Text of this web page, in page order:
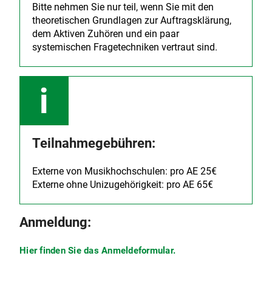
Bitte nehmen Sie nur teil, wenn Sie mit den
theoretischen Grundlagen zur Auftragsklärung,
dem Aktiven Zuhören und ein paar
systemischen Fragetechniken vertraut sind.
Teilnahmegebühren:
Externe von Musikhochschulen: pro AE 25€
Externe ohne Unizugehörigkeit: pro AE 65€
Anmeldung:
Hier finden Sie das Anmeldeformular.